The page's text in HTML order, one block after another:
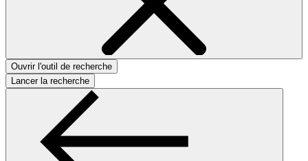
Ouvrir l'outil de recherche
Lancer la recherche